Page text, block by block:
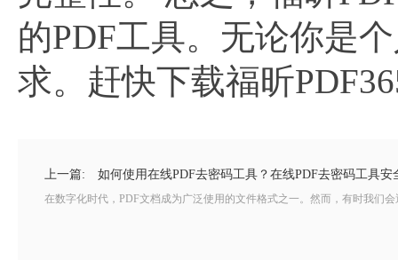
的PDF工具。无论你是
求。赶快下载福昕
上一篇: 如何使用在线PDF去密码工具？在线PDF去密码工具安
在数字化时代，PDF文档成为广泛使用的文件格式之一。然而，有时我们